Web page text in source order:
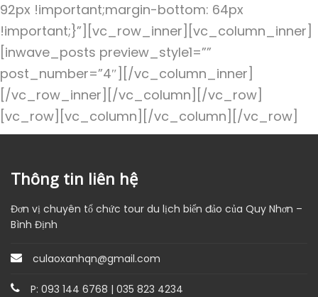
92px !important;margin-bottom: 64px
!important;}”][vc_row_inner][vc_column_inner]
[inwave_posts preview_style1=””
post_number=”4″][/vc_column_inner]
[/vc_row_inner][/vc_column][/vc_row]
[vc_row][vc_column][/vc_column][/vc_row]
Thông tin liên hệ
Đơn vị chuyên tổ chức tour du lịch biển đảo của Quy Nhơn –
Bình Định
culaoxanhqn@gmail.com
P: 093 144 6768 | 035 823 4234